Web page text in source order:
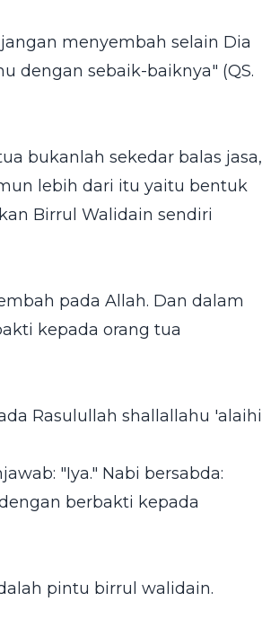
menyembah selain Dia
dengan sebaik-baiknya" (QS.
bukanlah sekedar balas jasa,
lebih dari itu yaitu bentuk
Birrul Walidain sendiri
pada Allah. Dan dalam
kepada orang tua
Rasulullah shallallahu 'alaihi
"Iya." Nabi bersabda:
berbakti kepada
pintu birrul walidain.